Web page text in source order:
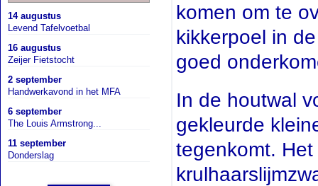
14 augustus
Levend Tafelvoetbal
16 augustus
Zeijer Fietstocht
2 september
Handwerkavond in het MFA
6 september
The Louis Armstrong...
11 september
Donderslag
komen om te
kikkerpoel in
goed
In de houtwal
gekleurde
tegenkomt.